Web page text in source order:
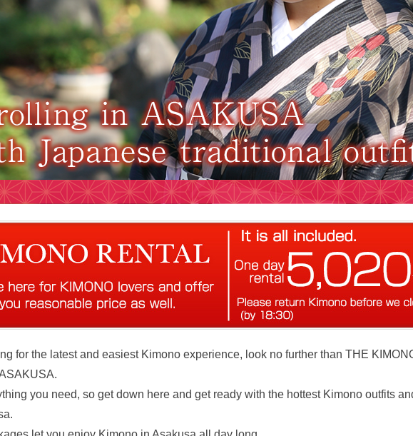
for the latest and easiest Kimono experience, look no further than THE
you need, so get down here and get ready with the hottest Kimono outfits